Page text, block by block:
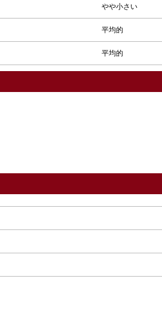
やや小さい
平均的
平均的